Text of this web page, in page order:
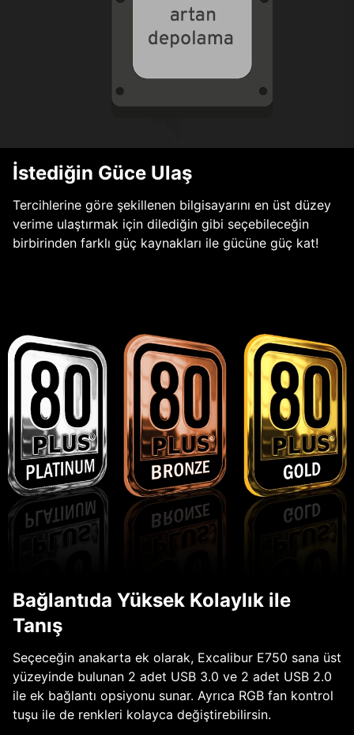
İstediğin Güce Ulaş
Tercihlerine göre şekillenen bilgisayarını en üst düzey
verime ulaştırmak için dilediğin gibi seçebileceğin
birbirinden farklı güç kaynakları ile gücüne güç kat!
Bağlantıda Yüksek Kolaylık ile
Tanış
Seçeceğin anakarta ek olarak, Excalibur E750 sana üst
yüzeyinde bulunan 2 adet USB 3.0 ve 2 adet USB 2.0
ile ek bağlantı opsiyonu sunar. Ayrıca RGB fan kontrol
tuşu ile de renkleri kolayca değiştirebilirsin.